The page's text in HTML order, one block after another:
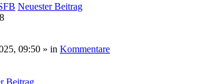
Neuester Beitrag
09:50 » in Kommentare
Beitrag